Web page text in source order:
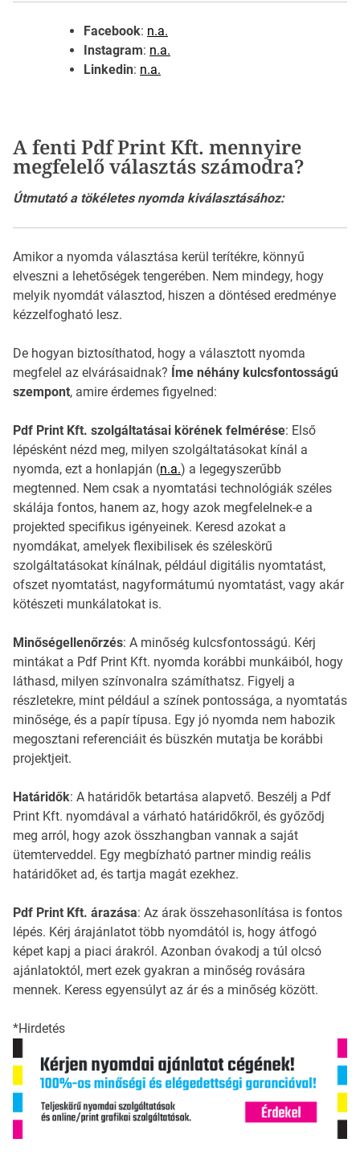
Facebook: n.a.
Instagram: n.a.
Linkedin: n.a.
A fenti Pdf Print Kft. mennyire
megfelelő választás számodra?
Útmutató a tökéletes nyomda kiválasztásához:
Amikor a nyomda választása kerül terítékre, könnyű
elveszni a lehetőségek tengerében. Nem mindegy, hogy
melyik nyomdát választod, hiszen a döntésed eredménye
kézzelfogható lesz.
De hogyan biztosíthatod, hogy a választott nyomda
megfelel az elvárásaidnak? Íme néhány kulcsfontosságú
szempont, amire érdemes figyelned:
Pdf Print Kft. szolgáltatásai körének felmérése: Első
lépésként nézd meg, milyen szolgáltatásokat kínál a
nyomda, ezt a honlapján (n.a.) a legegyszerűbb
megtenned. Nem csak a nyomtatási technológiák széles
skálája fontos, hanem az, hogy azok megfelelnek-e a
projekted specifikus igényeinek. Keresd azokat a
nyomdákat, amelyek flexibilisek és széleskörű
szolgáltatásokat kínálnak, például digitális nyomtatást,
ofszet nyomtatást, nagyformátumú nyomtatást, vagy akár
kötészeti munkálatokat is.
Minőségellenőrzés: A minőség kulcsfontosságú. Kérj
mintákat a Pdf Print Kft. nyomda korábbi munkáiból, hogy
láthasd, milyen színvonalra számíthatsz. Figyelj a
részletekre, mint például a színek pontossága, a nyomtatás
minősége, és a papír típusa. Egy jó nyomda nem habozik
megosztani referenciáit és büszkén mutatja be korábbi
projektjeit.
Határidők: A határidők betartása alapvető. Beszélj a Pdf
Print Kft. nyomdával a várható határidőkről, és győződj
meg arról, hogy azok összhangban vannak a saját
ütemterveddel. Egy megbízható partner mindig reális
határidőket ad, és tartja magát ezekhez.
Pdf Print Kft. árazása: Az árak összehasonlítása is fontos
lépés. Kérj árajánlatot több nyomdától is, hogy átfogó
képet kapj a piaci árakról. Azonban óvakodj a túl olcsó
ajánlatoktól, mert ezek gyakran a minőség rovására
mennek. Keress egyensúlyt az ár és a minőség között.
*Hirdetés